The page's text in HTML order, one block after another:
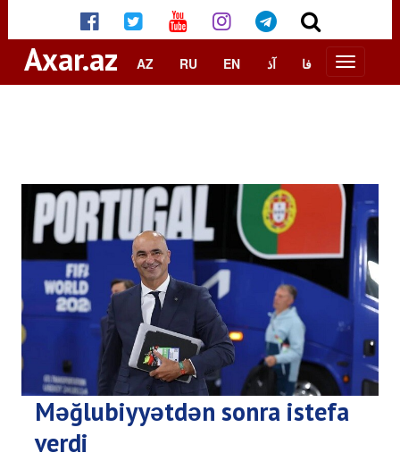
Axar.az AZ RU EN آذ فا
Məğlubiyyətdən sonra istefa
verdi